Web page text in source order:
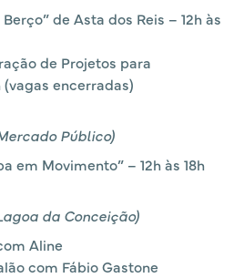
de Asta dos Reis – 12h às
de Projetos para
(vagas encerradas)
Público)
em Movimento” – 12h às 18h
da Conceição)
Aline
com Fábio Gastone